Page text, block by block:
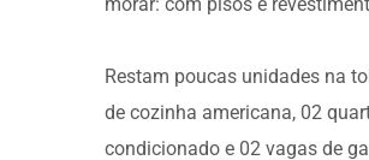
Restam poucas unidades na
de cozinha americana, 02
condicionado e 02 vagas de